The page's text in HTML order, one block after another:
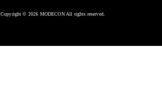
Copyright © 2026 MODECON All rights reserved.